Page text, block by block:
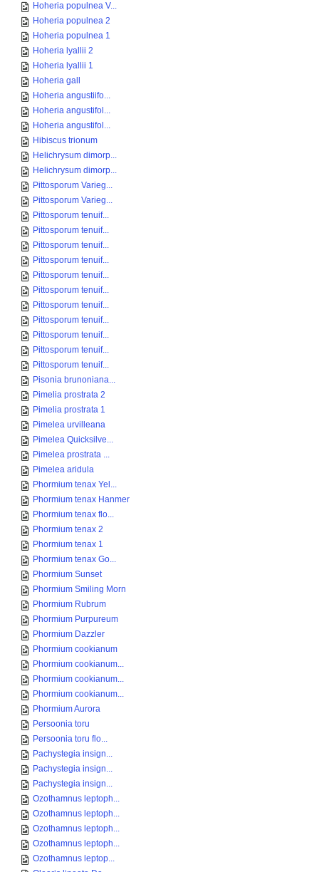
Hoheria populnea V...
Hoheria populnea 2
Hoheria populnea 1
Hoheria lyallii 2
Hoheria lyallii 1
Hoheria gall
Hoheria angustiifo...
Hoheria angustifol...
Hoheria angustifol...
Hibiscus trionum
Helichrysum dimorp...
Helichrysum dimorp...
Pittosporum Varieg...
Pittosporum Varieg...
Pittosporum tenuif...
Pittosporum tenuif...
Pittosporum tenuif...
Pittosporum tenuif...
Pittosporum tenuif...
Pittosporum tenuif...
Pittosporum tenuif...
Pittosporum tenuif...
Pittosporum tenuif...
Pittosporum tenuif...
Pittosporum tenuif...
Pisonia brunoniana...
Pimelia prostrata 2
Pimelia prostrata 1
Pimelea urvilleana
Pimelea Quicksilve...
Pimelea prostrata ...
Pimelea aridula
Phormium tenax Yel...
Phormium tenax Hanmer
Phormium tenax flo...
Phormium tenax 2
Phormium tenax 1
Phormium tenax Go...
Phormium Sunset
Phormium Smiling Morn
Phormium Rubrum
Phormium Purpureum
Phormium Dazzler
Phormium cookianum
Phormium cookianum...
Phormium cookianum...
Phormium cookianum...
Phormium Aurora
Persoonia toru
Persoonia toru flo...
Pachystegia insign...
Pachystegia insign...
Pachystegia insign...
Ozothamnus leptoph...
Ozothamnus leptoph...
Ozothamnus leptoph...
Ozothamnus leptoph...
Ozothamnus leptop...